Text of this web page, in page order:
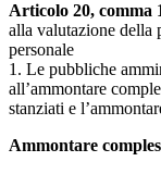
Articolo 20, comma
alla valutazione della
personale
1. Le pubbliche
all’ammontare
stanziati e
Ammontare